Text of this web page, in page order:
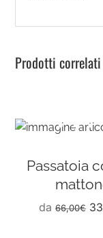
Prodotti correlati
Passatoia
da 66,00€